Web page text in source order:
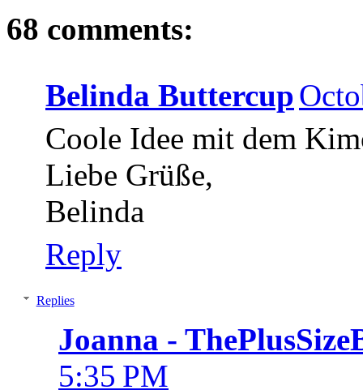
68 comments:
Belinda Buttercup
Coole Idee mit dem
Liebe Grüße,
Belinda
Reply
Replies
Joanna -
5:35 PM